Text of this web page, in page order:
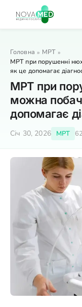
Головна » МРТ »
МРТ при порушенні
як це допомагає
МРТ при
можна
допомагає
Січ 30, 2026 МРТ